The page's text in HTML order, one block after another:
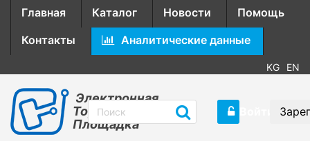
Главная Каталог Новости
Помощь
Контакты
Аналитические данные
KG EN
Электронная
Торговая
Площадка